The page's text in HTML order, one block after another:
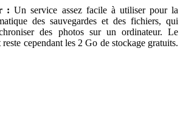
: Un service assez facile à utiliser pour la
des sauvegardes et des fichiers, qui
des photos sur un ordinateur. Le
cependant les 2 Go de stockage gratuits.